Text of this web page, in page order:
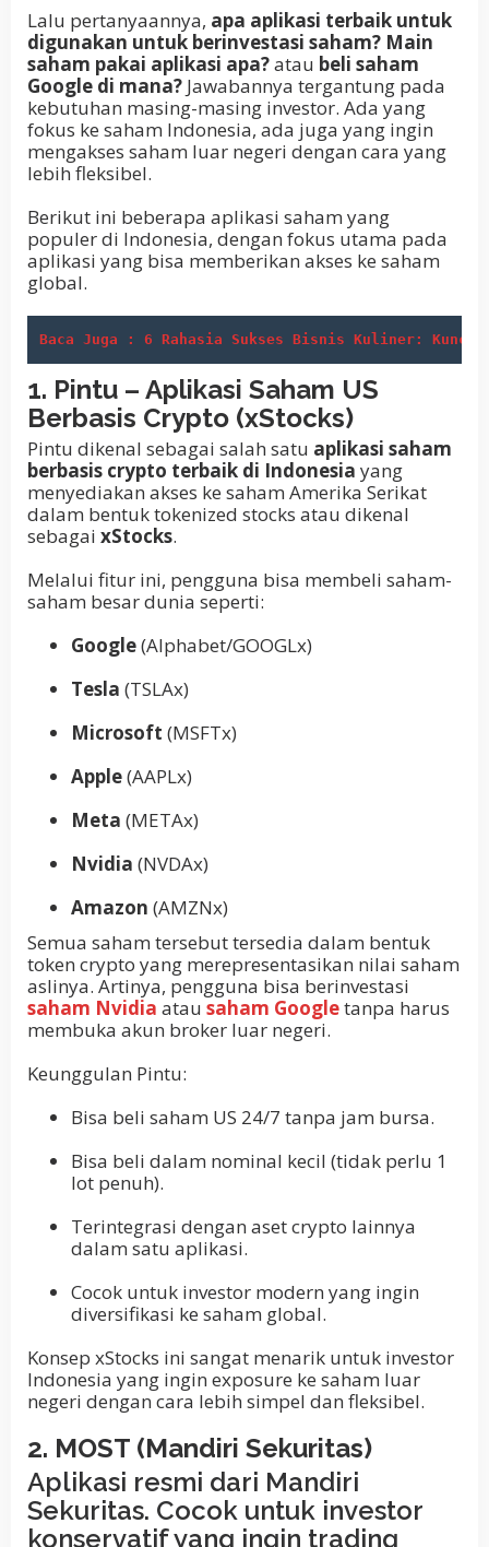
Lalu pertanyaannya, apa aplikasi terbaik untuk
digunakan untuk berinvestasi saham? Main
saham pakai aplikasi apa?atau beli saham
Google di mana? Jawabannya tergantung pada
kebutuhan masing-masing investor. Ada yang
fokus ke saham Indonesia, ada juga yang ingin
mengakses saham luar negeri dengan cara yang
lebih fleksibel.
Berikut ini beberapa aplikasi saham yang
populer di Indonesia, dengan fokus utama pada
aplikasi yang bisa memberikan akses ke saham
global.
Baca Juga : 6 Rahasia Sukses Bisnis Kuliner:
1. Pintu – Aplikasi Saham US
Berbasis Crypto (xStocks)
Pintu dikenal sebagai salah satu aplikasi saham
berbasis crypto terbaik di Indonesia yang
menyediakan akses ke saham Amerika Serikat
dalam bentuk tokenized stocks atau dikenal
sebagai xStocks.
Melalui fitur ini, pengguna bisa membeli saham-
saham besar dunia seperti:
Google(Alphabet/GOOGLx)
Tesla (TSLAx)
Microsoft (MSFTx)
Apple(AAPLx)
Meta (METAx)
Nvidia (NVDAx)
Amazon (AMZNx)
Semua saham tersebut tersedia dalam bentuk
token crypto yang merepresentasikan nilai saham
aslinya. Artinya, pengguna bisa berinvestasi
saham Nvidia atau saham Googletanpa harus
membuka akun broker luar negeri.
Keunggulan Pintu:
Bisa beli saham US 24/7 tanpa jam bursa.
Bisa beli dalam nominal kecil (tidak perlu 1
lot penuh).
Terintegrasi dengan aset crypto lainnya
dalam satu aplikasi.
Cocok untuk investor modern yang ingin
diversifikasi ke saham global.
Konsep xStocks ini sangat menarik untuk investor
Indonesia yang ingin exposure ke saham luar
negeri dengan cara lebih simpel dan fleksibel.
2. MOST (Mandiri Sekuritas)
Aplikasi resmi dari Mandiri
Sekuritas. Cocok untuk investor
konservatif yang ingin trading